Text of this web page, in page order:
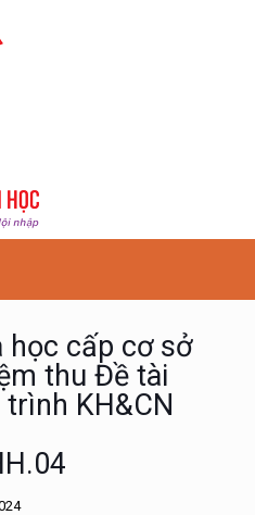
học cấp cơ sở
thu Đề tài
KH&CN